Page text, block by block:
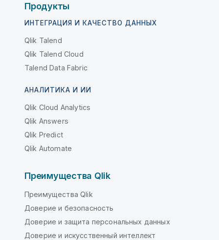
Продукты
ИНТЕГРАЦИЯ И КАЧЕСТВО ДАННЫХ
Qlik Talend
Qlik Talend Cloud
Talend Data Fabric
АНАЛИТИКА И ИИ
Qlik Cloud Analytics
Qlik Answers
Qlik Predict
Qlik Automate
Преимущества Qlik
Преимущества Qlik
Доверие и безопасность
Доверие и защита персональных данных
Доверие и искусственный интеллект